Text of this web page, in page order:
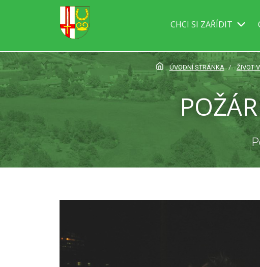
CHCI SI ZAŘÍDIT
ÚVODNÍ STRÁNKA ŽIVOT